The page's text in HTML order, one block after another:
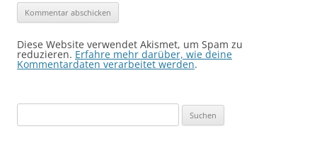
Diese Website verwendet Akismet, um Spam zu
reduzieren. Erfahre mehr darüber, wie deine
Kommentardaten verarbeitet werden.
nach: